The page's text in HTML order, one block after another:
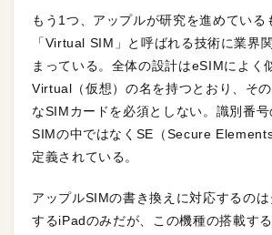
もう1つ、アップルが研究を進めている
「Virtual SIM」と呼ばれる技術に業界
まっている。全体の設計はeSIMによく
Virtual（仮想）の名を持つとおり、そ
なSIMカードを必須としない。識別番
SIMの中ではなくSE（Secure
定義されている。
アップルSIMの書き換えに対応するの
するiPadのみだが、この機種の搭載する